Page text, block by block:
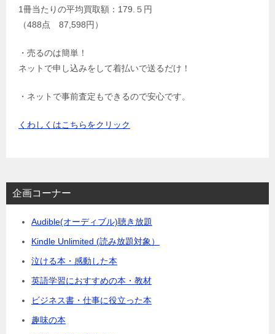
1冊当たりの平均買取額：179.５円
（488点 87,598円）
・売るのは簡単！
ネットで申し込みをして着払いで送るだけ！
・ネットで事前査定もできるので安心です。
くわしくはこちらをクリック
企画コーナー
Audible(オーディブル)聴き放題
Kindle Unlimited (読み放題対象）
泣ける本・感動した本
英語学習におすすめの本・教材
ビジネス書・仕事に役立った本
趣味の本